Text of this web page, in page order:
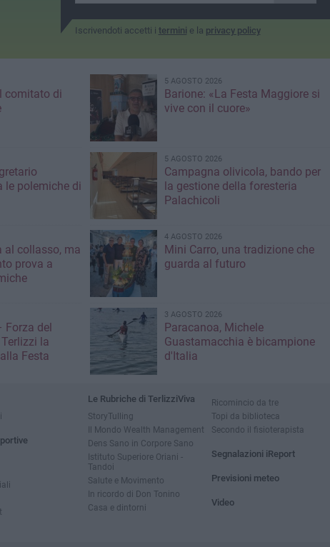
Iscrivendoti accetti i termini e la privacy policy
comitato di
5 AGOSTO 2026
Barione: «La Festa Maggiore si
vive con il cuore»
le polemiche di
5 AGOSTO 2026
Campagna olivicola, bando per
la gestione della foresteria
Palachicoli
al collasso, ma
prova a
4 AGOSTO 2026
Mini Carro, una tradizione che
guarda al futuro
Forza del
la
Festa
3 AGOSTO 2026
Paracanoa, Michele
Guastamacchia è bicampione
d'Italia
Le Rubriche di TerlizziViva
StoryTulling
Il Mondo Wealth Management
Dens Sano in Corpore Sano
Istituto Superiore Oriani -
Tandoi
Salute e Movimento
In ricordo di Don Tonino
Casa e dintorni
Ricomincio da tre
Topi da biblioteca
Secondo il fisioterapista
Segnalazioni iReport
Previsioni meteo
Video